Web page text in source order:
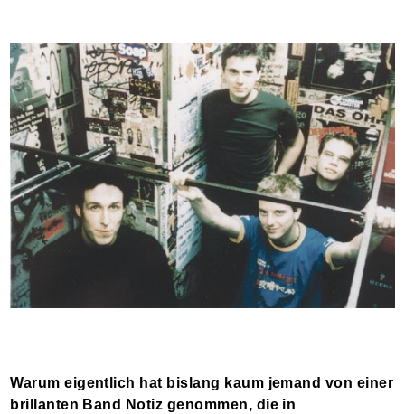
Warum eigentlich hat bislang kaum jemand von einer
brillanten Band Notiz genommen, die in